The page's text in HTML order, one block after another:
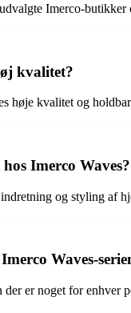
Imerco-butikker
kvalitet?
høje kvalitet og
Imerco Waves?
og styling af
Waves-
er noget for enhver